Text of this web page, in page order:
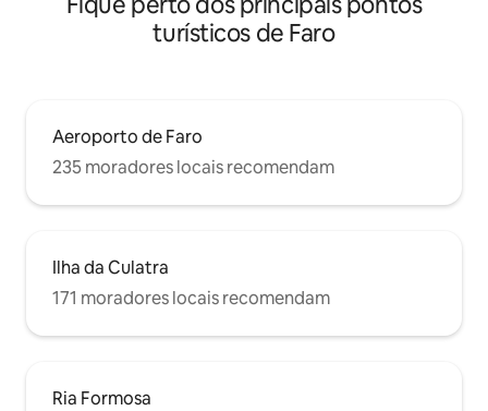
turísticos de Faro
Aeroporto de Faro
235 moradores locais recomendam
Ilha da Culatra
171 moradores locais recomendam
Ria Formosa